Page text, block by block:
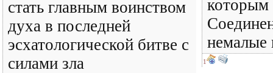
стать главным воинством
духа в последней
эсхатологической битве с
силами зла
которым
немалые
1